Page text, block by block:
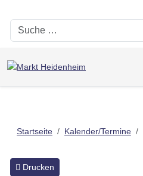
Suchen
Startseite Kalender/Termine
Drucken